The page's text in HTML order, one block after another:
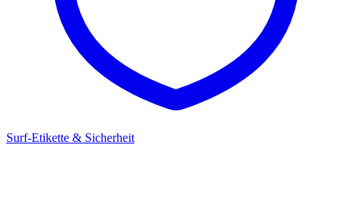
Surf-Etikette & Sicherheit